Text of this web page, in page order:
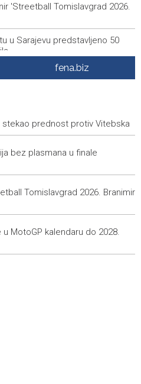
'Streetball Tomislavgrad 2026.
u Sarajevu predstavljeno 50
for Friday, 7 August 2026
mještane i posjetitelje kod
direct EU funding for UNESCO
an open dialogue with all
ostaje u MotoGP kalendaru do
desnica ujedinjene protiv
fena.biz
prednost protiv Vitebska
bez plasmana u finale
Tomislavgrad 2026. Branimir
MotoGP kalendaru do 2028.